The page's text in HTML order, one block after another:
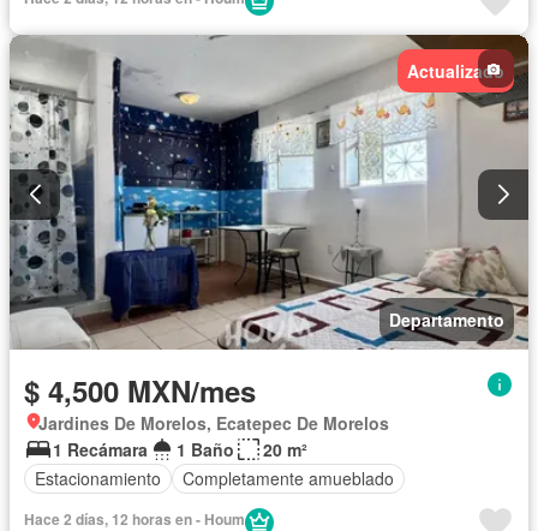
Actualizado
Departamento
$ 4,500 MXN/mes
Jardines De Morelos, Ecatepec De Morelos
1 Recámara
1 Baño
20 m²
Estacionamiento
Completamente amueblado
Hace 2 días, 12 horas en - Houm